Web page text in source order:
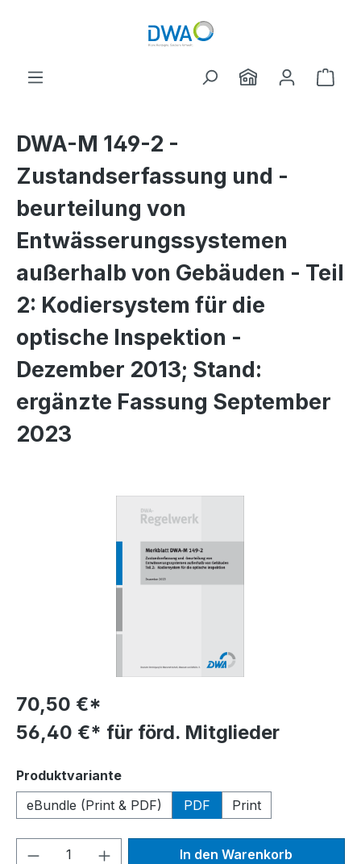
DWA-M 149-2 -
Zustandserfassung und -
beurteilung von
Entwässerungssystemen
außerhalb von Gebäuden - Teil
2: Kodiersystem für die
optische Inspektion -
Dezember 2013; Stand:
ergänzte Fassung September
2023
70,50 €*
56,40 €* für förd. Mitglieder
Produktvarianteauswählen
eBundle (Print & PDF)
PDF Print
Produkt Anzahl: Gib denIn den Warenkorb